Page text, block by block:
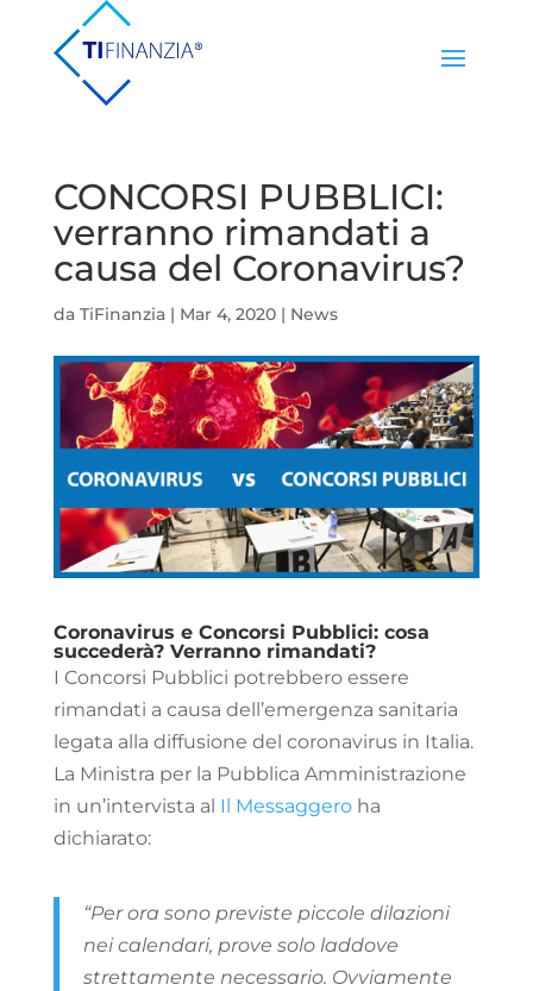
CONCORSI PUBBLICI:
verranno rimandati a
causa del Coronavirus?
da TiFinanzia| Mar 4, 2020| News
Coronavirus e Concorsi Pubblici: cosa
succederà? Verranno rimandati?
I Concorsi Pubblici potrebbero essere
rimandati a causa dell’emergenza sanitaria
legata alla diffusione del coronavirus in Italia.
La Ministra per la Pubblica Amministrazione
in un’intervista al Il Messaggeroha
dichiarato:
“Per ora sono previste piccole dilazioni
nei calendari, prove solo laddove
strettamente necessario. Ovviamente